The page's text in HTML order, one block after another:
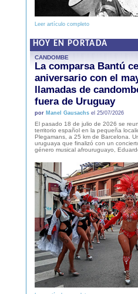
Leer artículo completo
HOY EN PORTADA
CANDOMBE
La comparsa Bantú
aniversario con el
llamadas de
fuera de Uruguay
por Manel Gausachsel 25/07/2026
El pasado 18 de julio de 2026 se
territorio español en la pequeña
Plegamans, a 25 km de Barcelona.
uruguaya que finalizó con un
género musical afrouruguayo,